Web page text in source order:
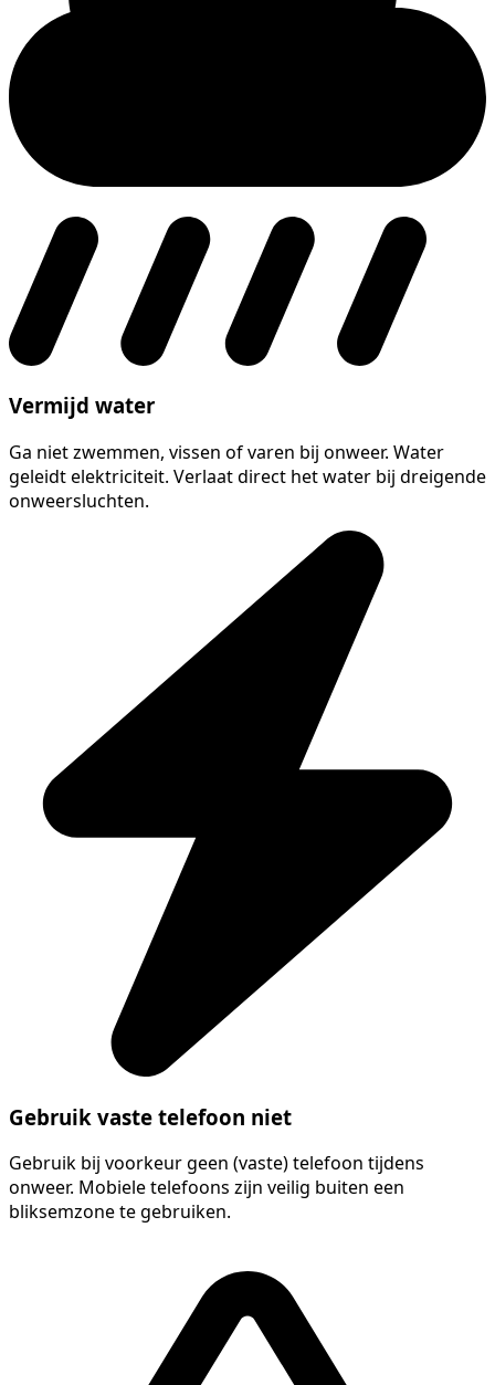
Vermijd water
Ga niet zwemmen, vissen of varen bij onweer. Water
geleidt elektriciteit. Verlaat direct het water bij dreigende
onweersluchten.
Gebruik vaste telefoon niet
Gebruik bij voorkeur geen (vaste) telefoon tijdens
onweer. Mobiele telefoons zijn veilig buiten een
bliksemzone te gebruiken.